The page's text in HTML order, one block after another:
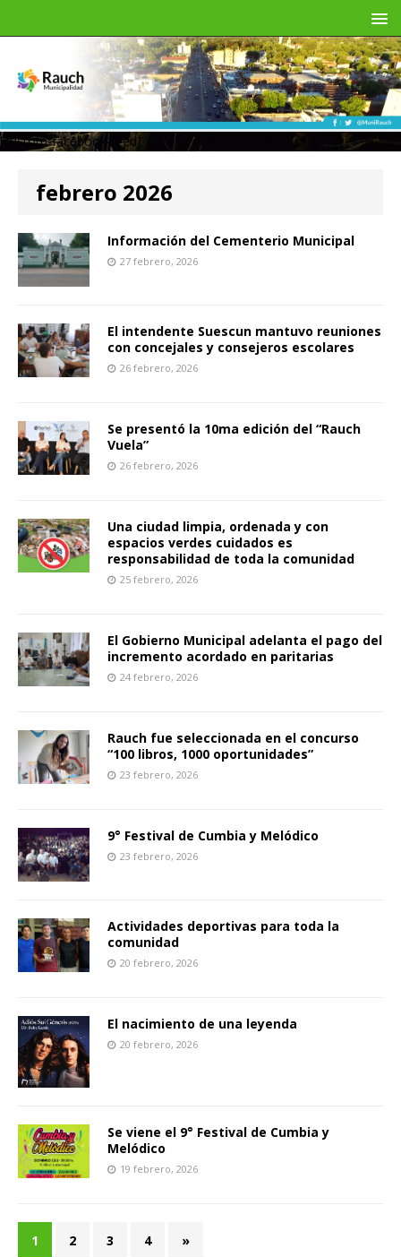
[custom-facebook-feed]
febrero 2026
Información del Cementerio Municipal
27 febrero, 2026
El intendente Suescun mantuvo reuniones
con concejales y consejeros escolares
26 febrero, 2026
Se presentó la 10ma edición del “Rauch
Vuela”
26 febrero, 2026
Una ciudad limpia, ordenada y con
espacios verdes cuidados es
responsabilidad de toda la comunidad
25 febrero, 2026
El Gobierno Municipal adelanta el pago del
incremento acordado en paritarias
24 febrero, 2026
Rauch fue seleccionada en el concurso
“100 libros, 1000 oportunidades”
23 febrero, 2026
9° Festival de Cumbia y Melódico
23 febrero, 2026
Actividades deportivas para toda la
comunidad
20 febrero, 2026
El nacimiento de una leyenda
20 febrero, 2026
Se viene el 9° Festival de Cumbia y
Melódico
19 febrero, 2026
1 2 3 4 »